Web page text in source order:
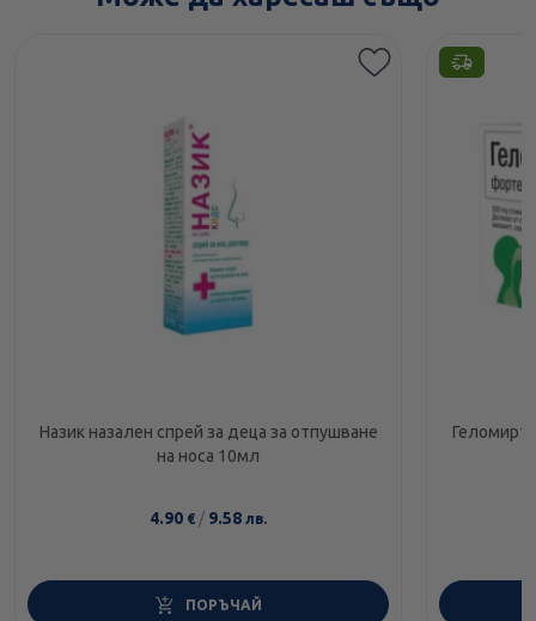
Назик назален спрей за деца за отпушване
на носа 10мл
4.90 € / 9.58 лв.
ПОРЪЧАЙ